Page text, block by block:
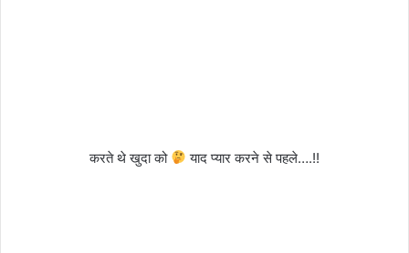
करते थे खुदा को याद प्यार करने से पहले….!!